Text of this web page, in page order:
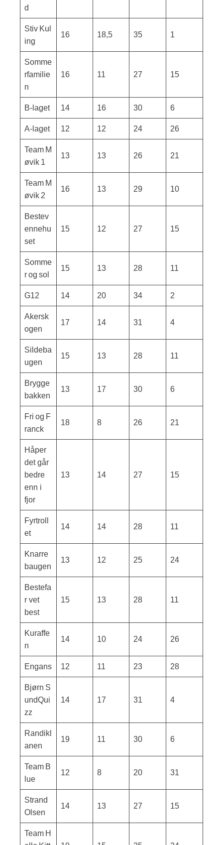
d
Stiv Kul
ing
16 18,5 35 1
Somme
rfamilie
n
16 11 27 15
B‑laget 14 16 30 6
A‑laget 12 12 24 26
Team M
øvik 1
13 13 26 21
Team M
øvik 2
16 13 29 10
Bestev
ennehu
set
15 12 27 15
Somme
r og sol
15 13 28 11
G12 14 20 34 2
Akersk
ogen
17 14 31 4
Sildeba
ugen
15 13 28 11
Brygge
bakken
13 17 30 6
Fri og F
ranck
18 8 26 21
Håper
det går
bedre
enn i
fjor
13 14 27 15
Fyrtroll
et
14 14 28 11
Knarre
baugen
13 12 25 24
Bestefa
r vet
best
15 13 28 11
Kuraffe
n
14 10 24 26
Engans 12 11 23 28
Bjørn S
undQui
zz
14 17 31 4
Randikl
anen
19 11 30 6
Team B
lue
12 8 20 31
Strand
Olsen
14 13 27 15
Team H